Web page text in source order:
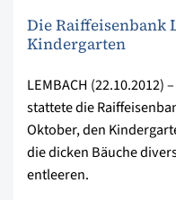
Die Raiffeisenbank
Kindergarten
LEMBACH (22.10.2012)
stattete die
Oktober, den
die dicken Bäuche
entleeren.